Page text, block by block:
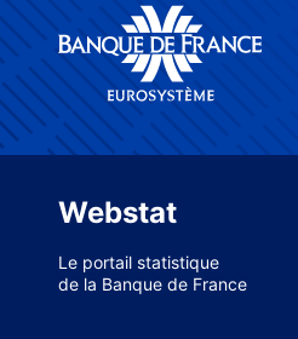
Webstat
Le portail statistique
de la Banque de France